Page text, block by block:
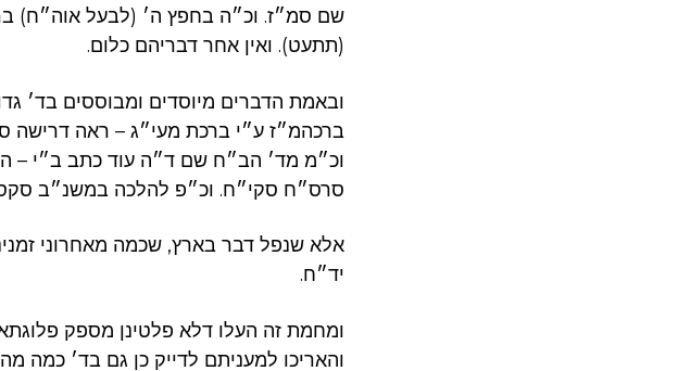
שם סמ״ז. וכ״ה בחפץ ה׳ (לבעל אוה״ח)
(תתעט). ואין אחר דבריהם כלום.
ובאמת הדברים מיוסדים ומבוססים בד׳
ברכהמ״ז ע״י ברכת מעי״ג – ראה
וכ״מ מד׳ הב״ח שם ד״ה עוד כתב ב״י –
סרס״ח סקי״ח. וכ״פ להלכה במשנ״ב
אלא שנפל דבר בארץ, שכמה מאחרוני
יד״ח.
ומחמת זה העלו דלא פלטינן מספק
והאריכו למעניתם לדייק כן גם בד׳ כמה